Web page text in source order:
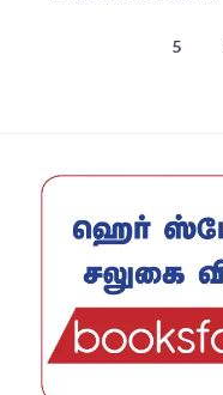
5